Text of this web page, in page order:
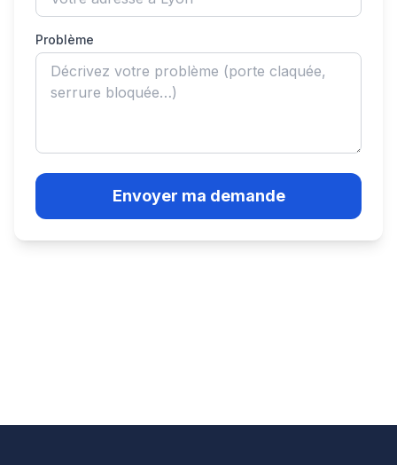
Problème
Envoyer ma demande